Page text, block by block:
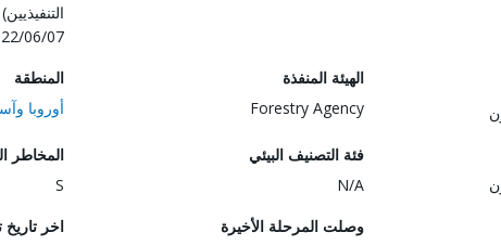
التنفيذيين)
06/07
الهيئة المنفذة
Forestry Agency
المنطقة
أوروبا
فئة التصنيف البيئي
N/A
المخاطر
S
وصلت المرحلة الأخيرة
اخر